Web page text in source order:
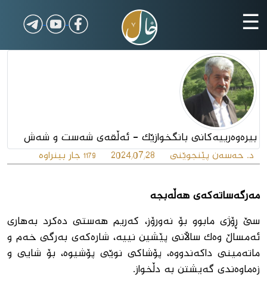
☰
بیرەوەرییەکانی بانگخوازێک - ئەڵقەى شەست و شەش
د. حەسەن پێنجوێنى 2024/07/28
1179 جار بینراوە
مەرگەساتەکەی هەڵەبجە
سێ ڕۆژى مابوو بۆ نه‌ورۆز، كه‌ریم هه‌ستى ده‌كرد به‌هارى
ئه‌مساڵ وه‌ك ساڵانى پێشین نییه‌، شاره‌كه‌ى به‌رگى خه‌م و
ماته‌مینى داكه‌ندووه‌، پۆشاكى نوێى پۆشیوه‌، بۆ شایى و
زه‌ماوه‌ندى گه‌یشتن به‌ دڵخواز.